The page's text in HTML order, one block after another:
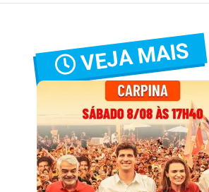
VEJA MAIS